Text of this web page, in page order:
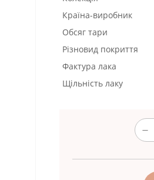
Країна-виробник
Обсяг тари
Різновид покриття
Фактура лака
Щільність лаку